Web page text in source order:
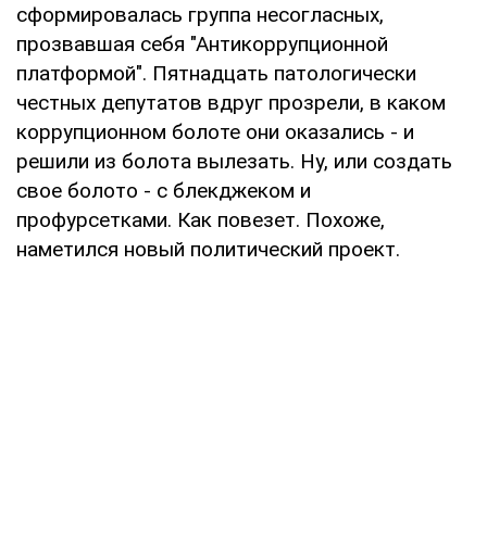
сформировалась группа несогласных,
прозвавшая себя "Антикоррупционной
платформой". Пятнадцать патологически
честных депутатов вдруг прозрели, в каком
коррупционном болоте они оказались - и
решили из болота вылезать. Ну, или создать
свое болото - с блекджеком и
профурсетками. Как повезет. Похоже,
наметился новый политический проект.